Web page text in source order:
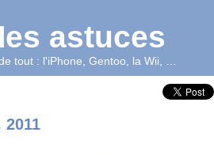
astuces
tout : l'iPhone, Gentoo, la Wii, …